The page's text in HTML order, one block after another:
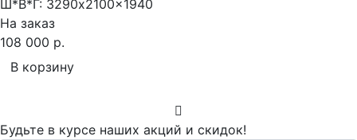
Ш*В*Г: 3290x2100x1940
На заказ
108 000 р.
В корзину
Будьте в курсе наших акций и скидок!